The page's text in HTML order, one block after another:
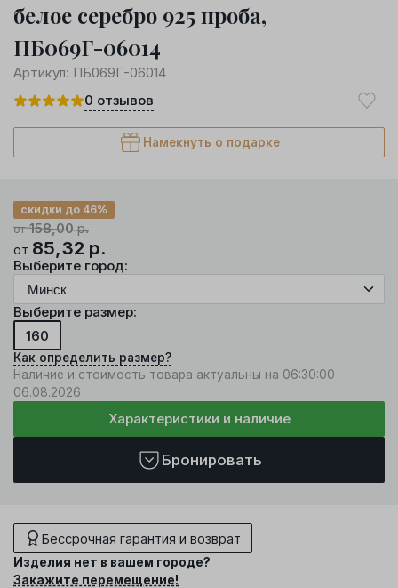
белое серебро 925 проба,
ПБ069Г-06014
Артикул: ПБ069Г-06014
0 отзывов
Намекнуть о подарке
от158,00р.
скидки до 46%
от 85,32 р.
Выберите город:
Выберите размер:
160
Как определить размер?
Наличие и стоимость товара актуальны на 06:30:00
06.08.2026
Характеристики и наличие
Бронировать
Бессрочная гарантия и возврат
Изделия нет в вашем городе?
Закажите перемещение!